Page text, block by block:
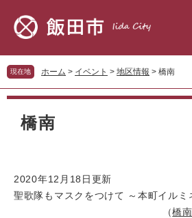
先
頭
を
飛
現在地 ホーム > イベント > 地区情報 > 橋南
本
橋南
2020年12月18日更新
聖歌隊もマスクをつけて ～本町イルミ
橋